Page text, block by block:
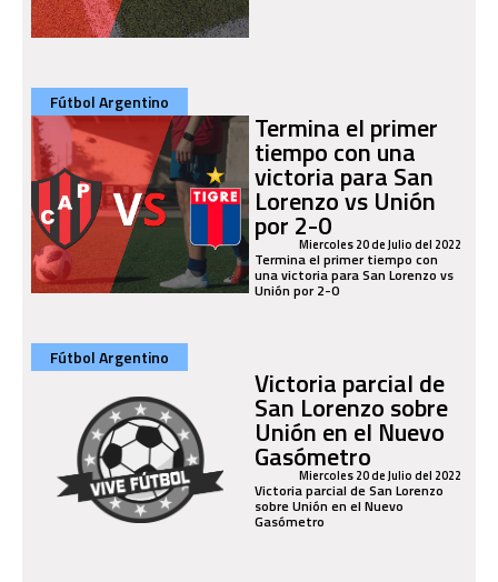
Fútbol Argentino
Termina el primer
tiempo con una
victoria para San
Lorenzo vs Unión
por 2-0Miercoles 20 de Julio del 2022
Termina el primer tiempo con
una victoria para San Lorenzo vs
Unión por 2-0
Fútbol Argentino
Victoria parcial de
San Lorenzo sobre
Unión en el Nuevo
Gasómetro
Miercoles 20 de Julio del 2022
Victoria parcial de San Lorenzo
sobre Unión en el Nuevo
Gasómetro